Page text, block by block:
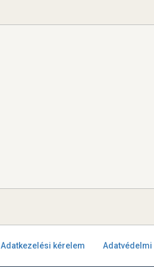
Adatkezelési kérelem